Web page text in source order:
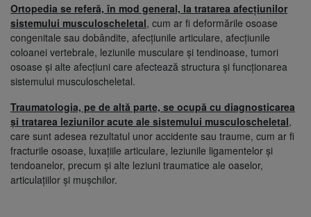
Ortopedia se referă, în mod general, la tratarea afecțiunilor
sistemului musculoscheletal, cum ar fi deformările osoase
congenitale sau dobândite, afecțiunile articulare, afecțiunile
coloanei vertebrale, leziunile musculare și tendinoase, tumori
osoase și alte afecțiuni care afectează structura și funcționarea
sistemului musculoscheletal.
Traumatologia, pe de altă parte, se ocupă cu diagnosticarea
și tratarea leziunilor acute ale sistemului musculoscheletal,
care sunt adesea rezultatul unor accidente sau traume, cum ar fi
fracturile osoase, luxațiile articulare, leziunile ligamentelor și
tendoanelor, precum și alte leziuni traumatice ale oaselor,
articulațiilor și mușchilor.